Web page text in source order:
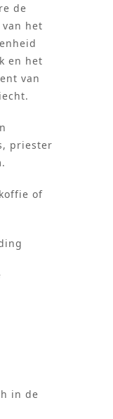
de
het
en het
van
priester
of
in de